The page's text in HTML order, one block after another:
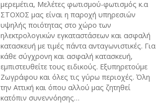
μερεμέτια, Μελέτες φωτισμού-φωτισμός κ.α
ΣΤΟΧΟΣ μας είναι η παροχή υπηρεσιών
υψηλής ποιότητας στο χώρο των
ηλεκτρολογικών εγκαταστάσεων και ασφαλή
κατασκευή με τιμές πάντα ανταγωνιστικές. Για
κάθε σύγχρονη και ασφαλή κατασκευή,
εμπιστευθείτε τους ειδικούς. Εξυπηρετούμε
Ζωγράφου και όλες τις γύρω περιοχές. Όλη
την Αττική και όπου αλλού μας ζητηθεί
κατόπιν συνεννόησης…